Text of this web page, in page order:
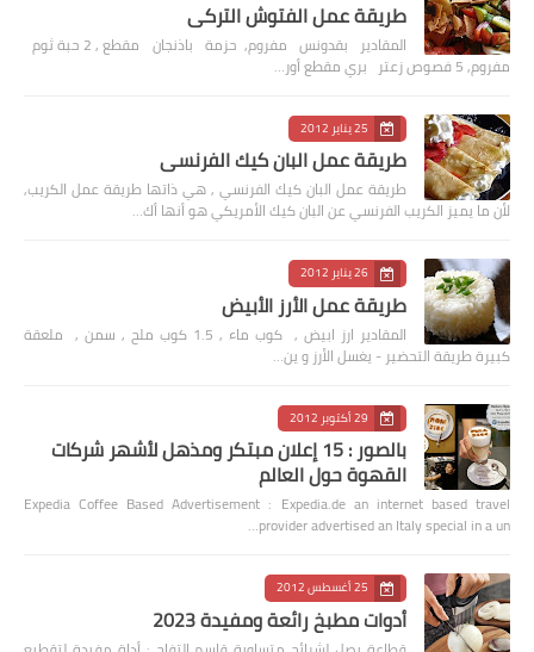
طريقة عمل الفتوش التركي
المقادير بقدونس مفروم, حزمة باذنجان مقطع , 2 حبة ثوم
مفروم, 5 فصوص زعتر بري مقطع أور…
25 يناير 2012
طريقة عمل البان كيك الفرنسي
طريقة عمل البان كيك الفرنسي , هي ذاتها طريقة عمل الكريب,
لأن ما يميز الكريب الفرنسي عن البان كيك الأمريكي هو أنها أك…
26 يناير 2012
طريقة عمل الأرز الأبيض
المقادير ارز ابيض , كوب ماء , 1.5 كوب ملح , سمن , ملعقة
كبيرة طريقة التحضير - يغسل الأرز و ين…
29 أكتوبر 2012
بالصور : 15 إعلان مبتكر ومذهل لأشهر شركات
القهوة حول العالم
Expedia Coffee Based Advertisement : Expedia.de an internet based travel
provider advertised an Italy special in a un…
25 أغسطس 2012
أدوات مطبخ رائعة ومفيدة 2023